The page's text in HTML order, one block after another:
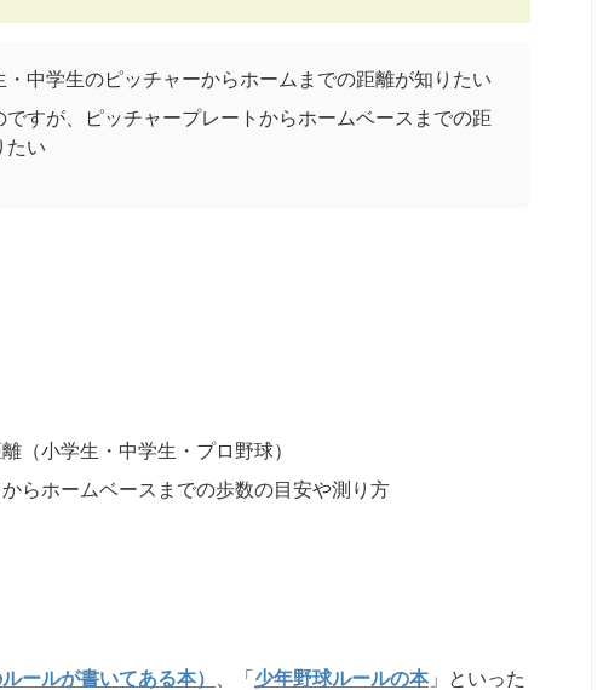
・中学生のピッチャーからホームまでの距離が知りたい
ですが、ピッチャープレートからホームベースまでの距
たい
（小学生・中学生・プロ野球）
らホームベースまでの歩数の目安や測り方
ールが書いてある本） 、「少年野球ルールの本」といった